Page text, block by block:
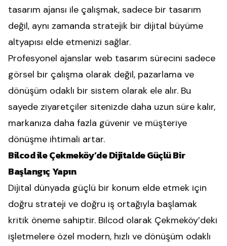
tasarım ajansı ile çalışmak, sadece bir tasarım
değil, aynı zamanda stratejik bir dijital büyüme
altyapısı elde etmenizi sağlar.
Profesyonel ajanslar web tasarım sürecini sadece
görsel bir çalışma olarak değil, pazarlama ve
dönüşüm odaklı bir sistem olarak ele alır. Bu
sayede ziyaretçiler sitenizde daha uzun süre kalır,
markanıza daha fazla güvenir ve müşteriye
dönüşme ihtimali artar.
Bilcod ile Çekmeköy’de Dijitalde Güçlü Bir
Başlangıç Yapın
Dijital dünyada güçlü bir konum elde etmek için
doğru strateji ve doğru iş ortağıyla başlamak
kritik öneme sahiptir. Bilcod olarak Çekmeköy’deki
işletmelere özel modern, hızlı ve dönüşüm odaklı